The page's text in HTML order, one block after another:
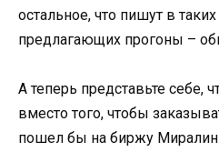
остальное, что пишут в
предлагающих прогоны –
А теперь представьте себе,
вместо того, чтобы
пошел бы на биржу